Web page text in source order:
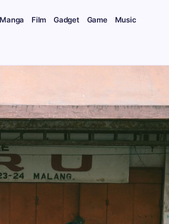
Film Gadget Game Music